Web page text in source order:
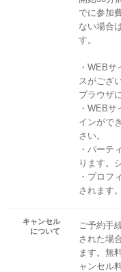
でに参加
ない場合
す。
・WEB
スがござ
ブラウザ
・WEB
インがで
さい。
・パーテ
ります。
・プロフ
されます。
キャンセル
について
ご予約手
された場
ます。無
ャンセル